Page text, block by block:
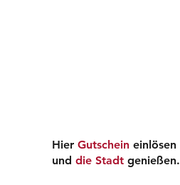
HierGutschein einlösen
unddie Stadt genießen.